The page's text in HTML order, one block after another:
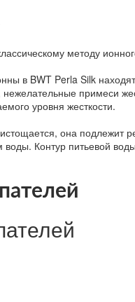
методу
в BWT Perla Silk
примеси
уровня жесткости.
она подлежит
Контур питьевой